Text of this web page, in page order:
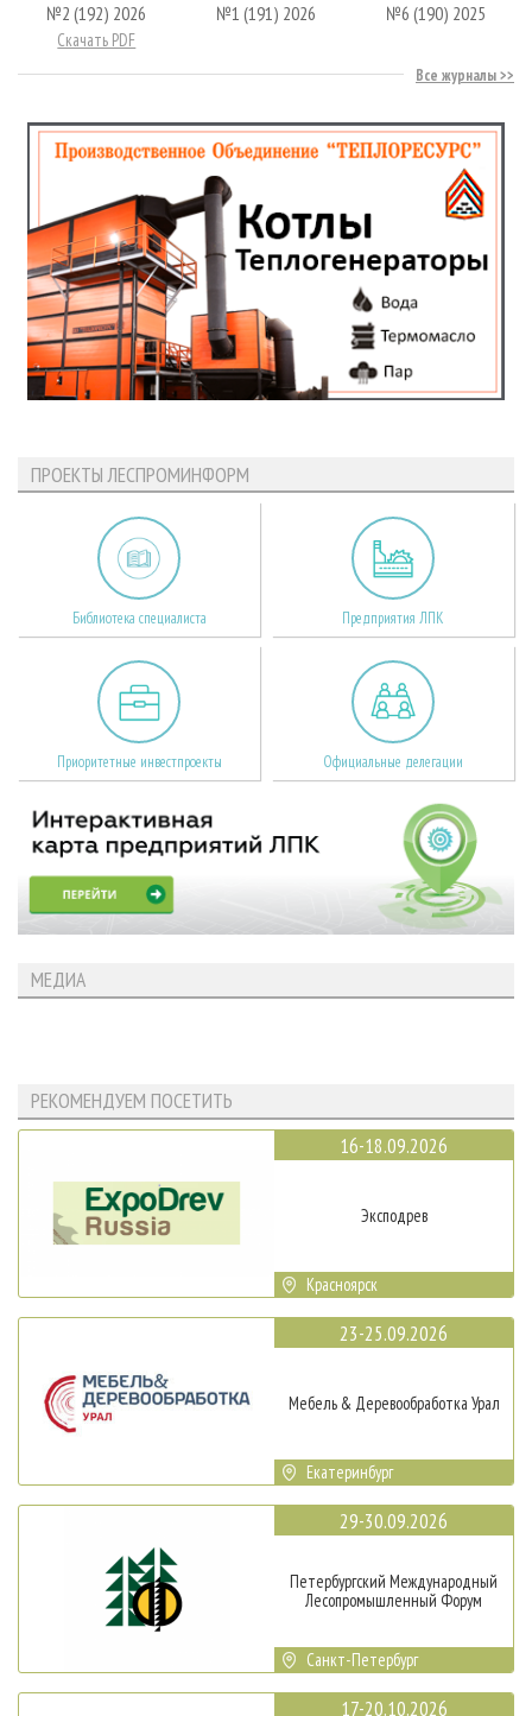
№2 (192) 2026
Скачать PDF
№1 (191) 2026 №6 (190) 2025
Все журналы
ПРОЕКТЫ ЛЕСПРОМИНФОРМ
Библиотека специалиста Предприятия ЛПК
Приоритетные инвестпроекты Официальные делегации
МЕДИА
РЕКОМЕНДУЕМ ПОСЕТИТЬ
16-18.09.2026
Эксподрев
Красноярск
23-25.09.2026
Мебель & Деревообработка Урал
Екатеринбург
29-30.09.2026
Петербургский Международный
Лесопромышленный Форум
Санкт-Петербург
17-20.10.2026